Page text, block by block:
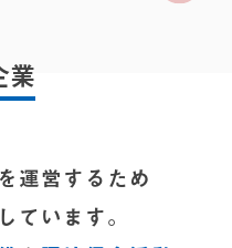
業
運営するため
ています。